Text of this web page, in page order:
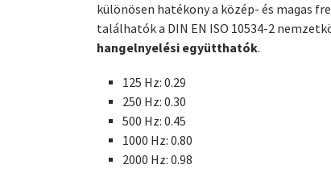
különösen hatékony a közép- és magas
találhatók a DIN EN ISO 10534-2
hangelnyelési együtthatók.
125 Hz: 0.29
250 Hz: 0.30
500 Hz: 0.45
1000 Hz: 0.80
2000 Hz: 0.98